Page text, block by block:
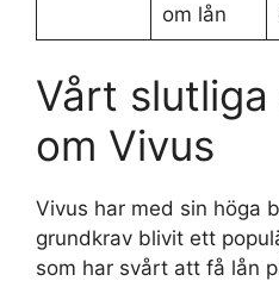
om lån
Vårt
om Vivus
Vivus har med sin höga
grundkrav blivit ett
som har svårt att få lån